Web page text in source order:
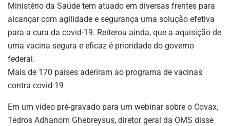
Ministério da Saúde tem atuado em diversas frentes para
alcançar com agilidade e segurança uma solução efetiva
para a cura da covid-19. Reiterou ainda, que a aquisição de
uma vacina segura e eficaz é prioridade do governo
federal.
Mais de 170 países aderiram ao programa de vacinas
contra covid-19
Em um vídeo pré-gravado para um webinar sobre o Covax,
Tedros Adhanom Ghebreysus, diretor geral da OMS disse